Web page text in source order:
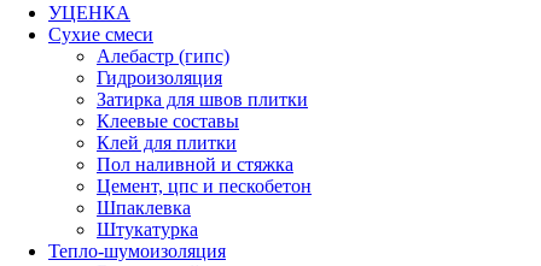
УЦЕНКА
Сухие смеси
Алебастр (гипс)
Гидроизоляция
Затирка для швов плитки
Клеевые составы
Клей для плитки
Пол наливной и стяжка
Цемент, цпс и пескобетон
Шпаклевка
Штукатурка
Тепло-шумоизоляция